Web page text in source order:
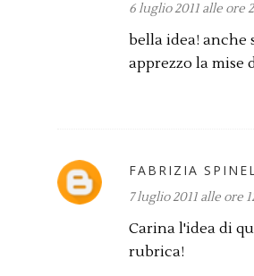
6 luglio 2011 alle ore
bella idea! anche
apprezzo la mise
FABRIZIA
7 luglio 2011 alle ore
Carina l'idea di
rubrica!